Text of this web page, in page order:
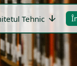
Tehnic arrow_downward